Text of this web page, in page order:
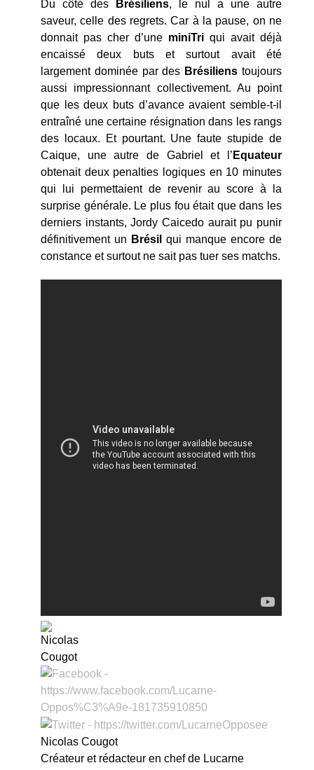
Du côté des Brésiliens, le nul a une autre
saveur, celle des regrets. Car à la pause, on ne
donnait pas cher d’une miniTri qui avait déjà
encaissé deux buts et surtout avait été
largement dominée par des Brésiliens toujours
aussi impressionnant collectivement. Au point
que les deux buts d’avance avaient semble-t-il
entraîné une certaine résignation dans les rangs
des locaux. Et pourtant. Une faute stupide de
Caique, une autre de Gabriel et l’ Equateur
obtenait deux penalties logiques en 10 minutes
qui lui permettaient de revenir au score à la
surprise générale. Le plus fou était que dans les
derniers instants, Jordy Caicedo aurait pu punir
définitivement un Brésil qui manque encore de
constance et surtout ne sait pas tuer ses matchs.
Nicolas Cougot
Créateur et rédacteur en chef de Lucarne